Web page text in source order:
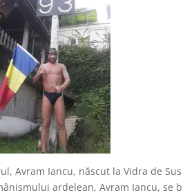
Avram Iancu, născut la Vidra de
ardelean, Avram Iancu, se